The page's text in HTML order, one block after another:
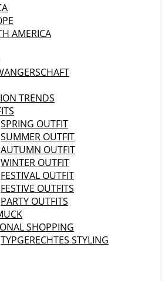
AMERICA
TRENDS
SPRING OUTFIT
SUMMER OUTFIT
AUTUMN OUTFIT
WINTER OUTFIT
FESTIVAL OUTFIT
FESTIVE OUTFITS
PARTY OUTFITS
SHOPPING
TYPGERECHTES STYLING